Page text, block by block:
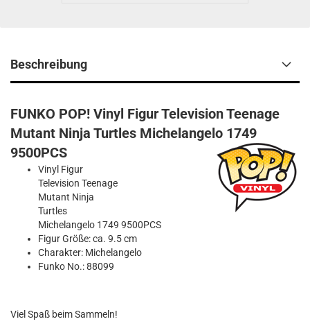
Beschreibung
FUNKO POP! Vinyl Figur Television Teenage
Mutant Ninja Turtles Michelangelo 1749
9500PCS
Vinyl Figur
Television Teenage
Mutant Ninja
Turtles
Michelangelo 1749 9500PCS
Figur Größe: ca. 9.5 cm
Charakter: Michelangelo
Funko No.: 88099
Viel Spaß beim Sammeln!